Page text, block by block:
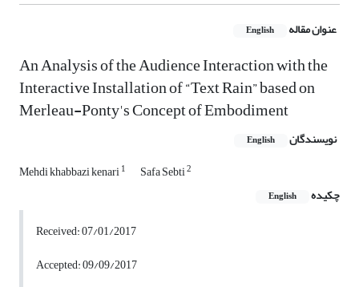
عنوان مقاله English
An Analysis of the Audience Interaction with the
Interactive Installation of “Text Rain” based on
Merleau-Ponty's Concept of Embodiment
نویسندگان English
Mehdi khabbazi kenari1 Safa Sebti2
چکیده English
Received: 07/01/2017
Accepted: 09/09/2017